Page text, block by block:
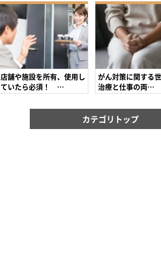
店舗や施設を所有、使用し
ていたら必須！ …
がん対策に関する
治療と仕事の両…
カテゴリトップ